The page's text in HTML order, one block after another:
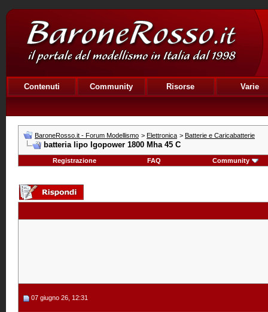
Contenuti Community Risorse Varie
BaroneRosso.it - Forum Modellismo > Elettronica > Batterie e Caricabatterie
batteria lipo Igopower 1800 Mha 45 C
Registrazione FAQ Community
07 giugno 26, 12:31